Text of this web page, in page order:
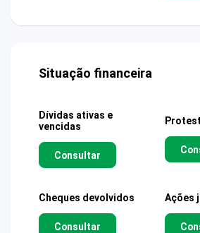
Situação financeira
Dívidas ativas e
vencidas
Consultar
Cheques devolvidos
Consultar
Ações